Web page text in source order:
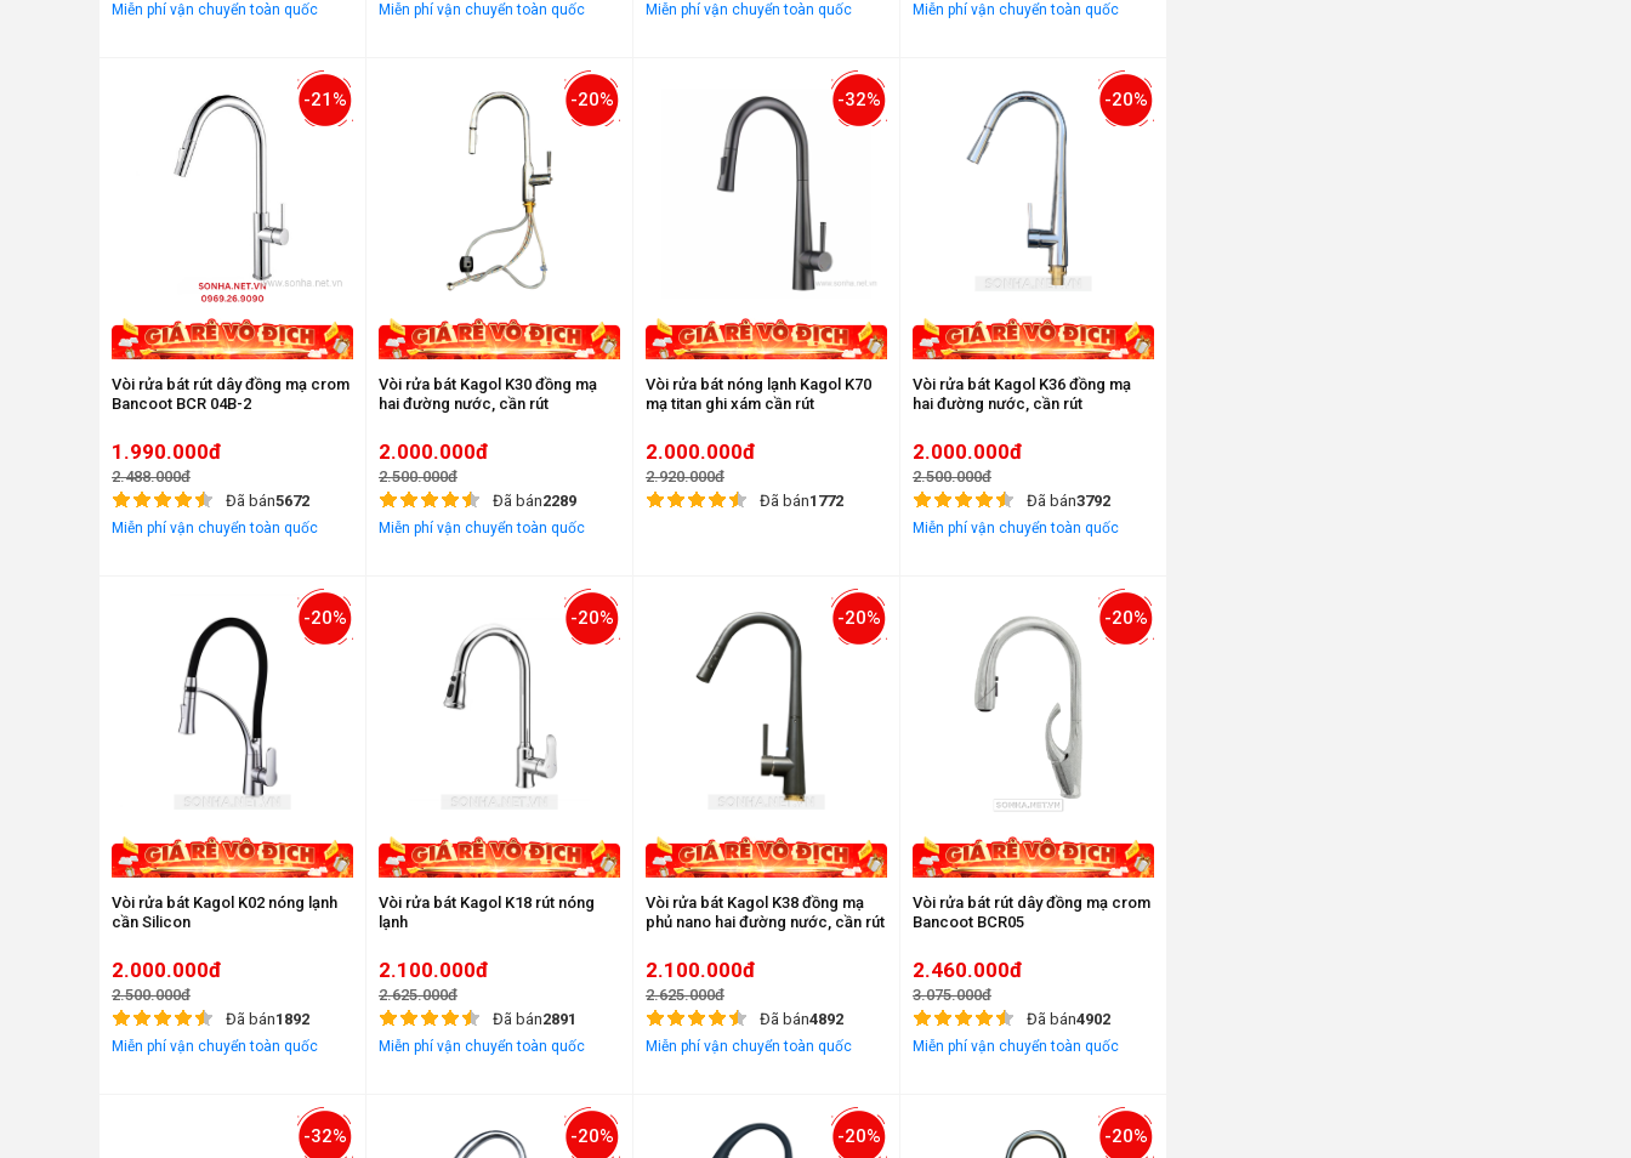
Miễn phí vận chuyển toàn quốc Miễn phí vận chuyển toàn quốc Miễn phí vận chuyển toàn quốc Miễn phí vận chuyển toàn quốc
-21%
Vòi rửa bát rút dây đồng mạ crom
Bancoot BCR 04B-2
1.990.000đ
2.488.000đ
Đã bán5672
Miễn phí vận chuyển toàn quốc
-20%
Vòi rửa bát Kagol K30 đồng mạ
hai đường nước, cần rút
2.000.000đ
2.500.000đ
Đã bán2289
Miễn phí vận chuyển toàn quốc
-32%
Vòi rửa bát nóng lạnh Kagol K70
mạ titan ghi xám cần rút
2.000.000đ
2.920.000đ
Đã bán1772
-20%
Vòi rửa bát Kagol K36 đồng mạ
hai đường nước, cần rút
2.000.000đ
2.500.000đ
Đã bán3792
Miễn phí vận chuyển toàn quốc
-20%
Vòi rửa bát Kagol K02 nóng lạnh
cần Silicon
2.000.000đ
2.500.000đ
Đã bán1892
Miễn phí vận chuyển toàn quốc
-20%
Vòi rửa bát Kagol K18 rút nóng
lạnh
2.100.000đ
2.625.000đ
Đã bán2891
Miễn phí vận chuyển toàn quốc
-20%
Vòi rửa bát Kagol K38 đồng mạ
phủ nano hai đường nước, cần rút
2.100.000đ
2.625.000đ
Đã bán4892
Miễn phí vận chuyển toàn quốc
-20%
Vòi rửa bát rút dây đồng mạ crom
Bancoot BCR05
2.460.000đ
3.075.000đ
Đã bán4902
Miễn phí vận chuyển toàn quốc
-32% -20% -20% -20%